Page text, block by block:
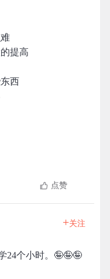
提高
西
点赞
+关注
个小时。🤪🤪🤪